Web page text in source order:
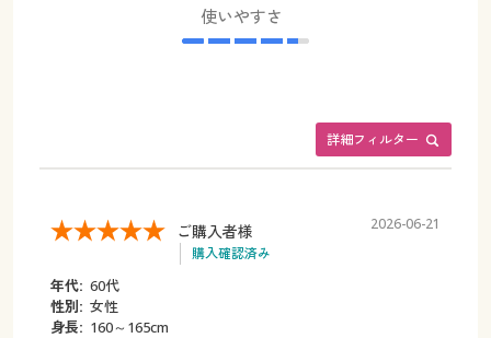
使いやすさ
詳細フィルター
ご購入者様
購入確認済み
2026-06-21
年代: 60代
性別: 女性
身長: 160～165cm